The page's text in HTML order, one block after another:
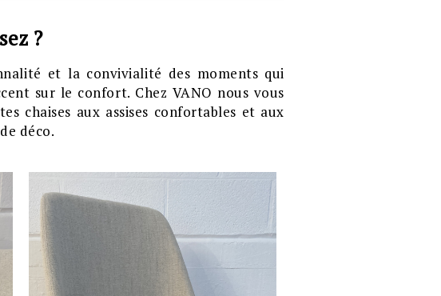
?
et la convivialité des moments qui
sur le confort. Chez VANO nous vous
chaises aux assises confortables et aux
déco.